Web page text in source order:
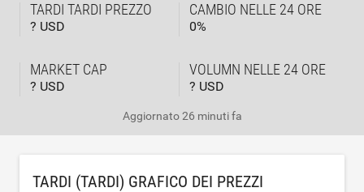
TARDI TARDI PREZZO
? USD
CAMBIO NELLE 24 ORE
0%
MARKET CAP
? USD
VOLUMN NELLE 24 ORE
? USD
Aggiornato26 minuti fa
TARDI (TARDI) GRAFICO DEI PREZZI